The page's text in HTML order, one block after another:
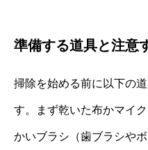
準備する道具と注意
掃除を始める前に以下の
す。まず乾いた布かマイ
かいブラシ（歯ブラシや